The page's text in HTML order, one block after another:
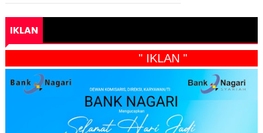
IKLAN
" IKLAN "